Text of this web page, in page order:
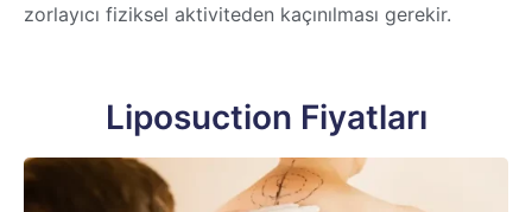
zorlayıcı fiziksel aktiviteden kaçınılması gerekir.
Liposuction Fiyatları